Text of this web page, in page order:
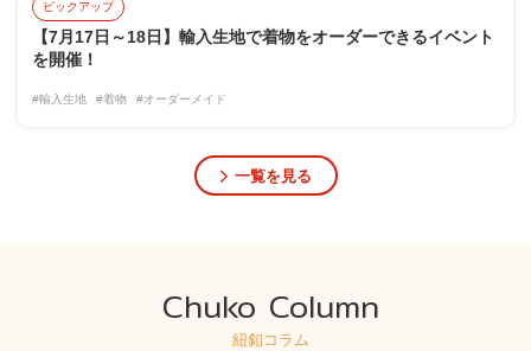
ピックアップ
【7月17日～18日】輸入生地で着物をオーダーできるイベント
を開催！
#輸入生地 #着物 #オーダーメイド
一覧を見る
Chuko Column
紐釦コラム